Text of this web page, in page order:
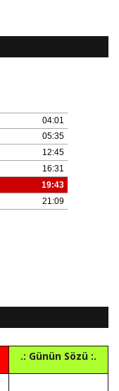
.: Günün Sözü :.